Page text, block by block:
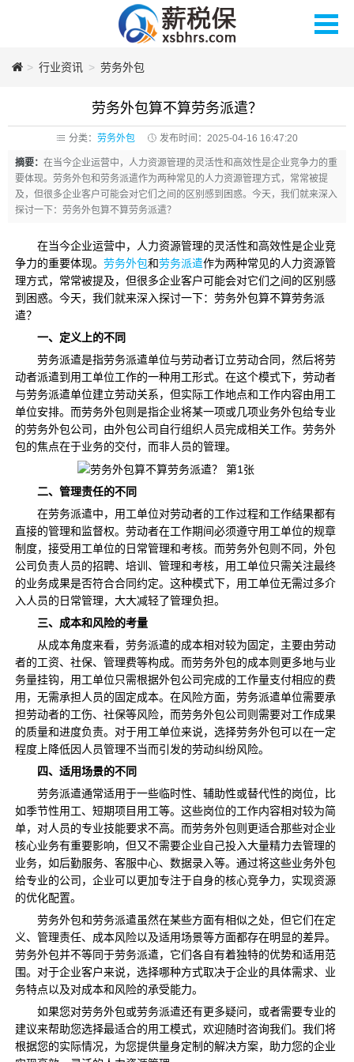
薪税保人力
> 行业资讯 > 劳务外包
劳务外包算不算劳务派遣？
分类： 劳务外包 发布时间：2025-04-16 16:47:20
摘要： 在当今企业运营中，人力资源管理的灵活性和高效性是企业竞争力的重
要体现。劳务外包和劳务派遣作为两种常见的人力资源管理方式，常常被提
及，但很多企业客户可能会对它们之间的区别感到困惑。今天，我们就来深入
探讨一下：劳务外包算不算劳务派遣？
在当今企业运营中，人力资源管理的灵活性和高效性是企业竞
争力的重要体现。 劳务外包和劳务派遣作为两种常见的人力资源管
理方式，常常被提及，但很多企业客户可能会对它们之间的区别感
到困惑。今天，我们就来深入探讨一下：劳务外包算不算劳务派
遣？
一、定义上的不同
劳务派遣是指劳务派遣单位与劳动者订立劳动合同，然后将劳
动者派遣到用工单位工作的一种用工形式。在这个模式下，劳动者
与劳务派遣单位建立劳动关系，但实际工作地点和工作内容由用工
单位安排。而劳务外包则是指企业将某一项或几项业务外包给专业
的劳务外包公司，由外包公司自行组织人员完成相关工作。劳务外
包的焦点在于业务的交付，而非人员的管理。
二、管理责任的不同
在劳务派遣中，用工单位对劳动者的工作过程和工作结果都有
直接的管理和监督权。劳动者在工作期间必须遵守用工单位的规章
制度，接受用工单位的日常管理和考核。而劳务外包则不同，外包
公司负责人员的招聘、培训、管理和考核，用工单位只需关注最终
的业务成果是否符合合同约定。这种模式下，用工单位无需过多介
入人员的日常管理，大大减轻了管理负担。
三、成本和风险的考量
从成本角度来看，劳务派遣的成本相对较为固定，主要由劳动
者的工资、社保、管理费等构成。而劳务外包的成本则更多地与业
务量挂钩，用工单位只需根据外包公司完成的工作量支付相应的费
用，无需承担人员的固定成本。在风险方面，劳务派遣单位需要承
担劳动者的工伤、社保等风险，而劳务外包公司则需要对工作成果
的质量和进度负责。对于用工单位来说，选择劳务外包可以在一定
程度上降低因人员管理不当而引发的劳动纠纷风险。
四、适用场景的不同
劳务派遣通常适用于一些临时性、辅助性或替代性的岗位，比
如季节性用工、短期项目用工等。这些岗位的工作内容相对较为简
单，对人员的专业技能要求不高。而劳务外包则更适合那些对企业
核心业务有重要影响，但又不需要企业自己投入大量精力去管理的
业务，如后勤服务、客服中心、数据录入等。通过将这些业务外包
给专业的公司，企业可以更加专注于自身的核心竞争力，实现资源
的优化配置。
劳务外包和劳务派遣虽然在某些方面有相似之处，但它们在定
义、管理责任、成本风险以及适用场景等方面都存在明显的差异。
劳务外包并不等同于劳务派遣，它们各自有着独特的优势和适用范
围。对于企业客户来说，选择哪种方式取决于企业的具体需求、业
务特点以及对成本和风险的承受能力。
如果您对劳务外包或劳务派遣还有更多疑问，或者需要专业的
建议来帮助您选择最适合的用工模式，欢迎随时咨询我们。我们将
根据您的实际情况，为您提供量身定制的解决方案，助力您的企业